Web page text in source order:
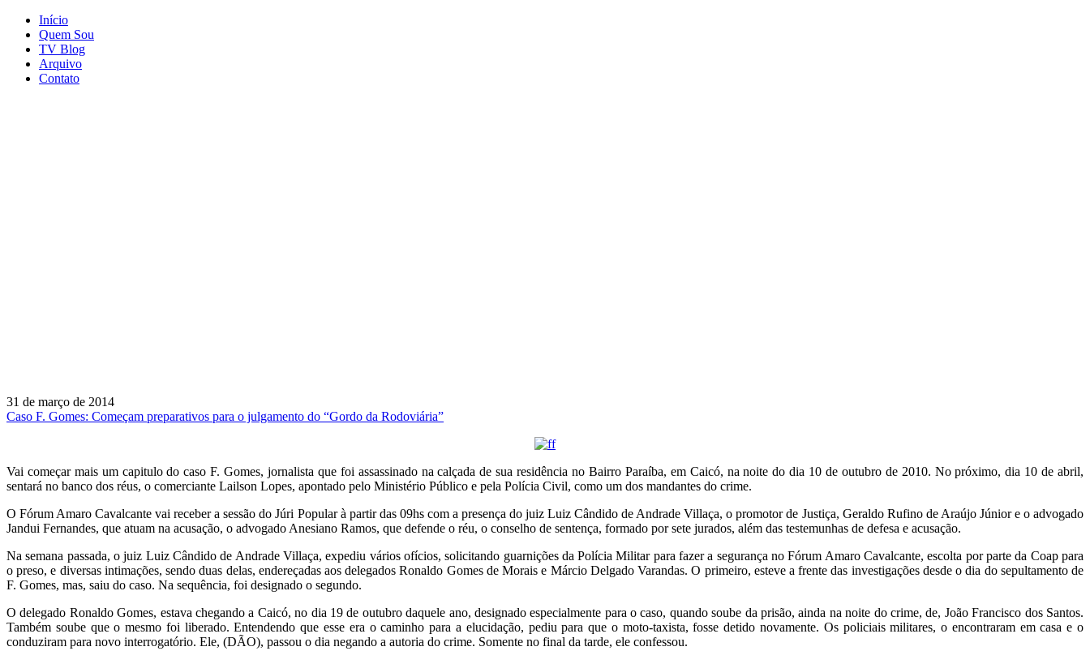
Início
Quem Sou
TV Blog
Arquivo
Contato
31 de março de 2014
Caso F. Gomes: Começam preparativos para o julgamento do “Gordo da Rodoviária”
Vai começar mais um capitulo do caso F. Gomes, jornalista que foi assassinado na calçada de sua residência no Bairro Paraíba, em Caicó, na noite do dia 10 de outubro de 2010. No próximo, dia 10 de abril,
sentará no banco dos réus, o comerciante Lailson Lopes, apontado pelo Ministério Público e pela Polícia Civil, como um dos mandantes do crime.
O Fórum Amaro Cavalcante vai receber a sessão do Júri Popular à partir das 09hs com a presença do juiz Luiz Cândido de Andrade Villaça, o promotor de Justiça, Geraldo Rufino de Araújo Júnior e o advogado
Jandui Fernandes, que atuam na acusação, o advogado Anesiano Ramos, que defende o réu, o conselho de sentença, formado por sete jurados, além das testemunhas de defesa e acusação.
Na semana passada, o juiz Luiz Cândido de Andrade Villaça, expediu vários ofícios, solicitando guarnições da Polícia Militar para fazer a segurança no Fórum Amaro Cavalcante, escolta por parte da Coap para
o preso, e diversas intimações, sendo duas delas, endereçadas aos delegados Ronaldo Gomes de Morais e Márcio Delgado Varandas. O primeiro, esteve a frente das investigações desde o dia do sepultamento de
F. Gomes, mas, saiu do caso. Na sequência, foi designado o segundo.
O delegado Ronaldo Gomes, estava chegando a Caicó, no dia 19 de outubro daquele ano, designado especialmente para o caso, quando soube da prisão, ainda na noite do crime, de, João Francisco dos Santos.
Também soube que o mesmo foi liberado. Entendendo que esse era o caminho para a elucidação, pediu para que o moto-taxista, fosse detido novamente. Os policiais militares, o encontraram em casa e o
conduziram para novo interrogatório. Ele, (DÃO), passou o dia negando a autoria do crime. Somente no final da tarde, ele confessou.